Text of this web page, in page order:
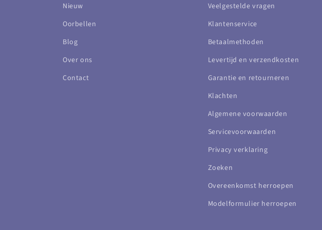
Nieuw
Oorbellen
Blog
Over ons
Contact
Veelgestelde vragen
Klantenservice
Betaalmethoden
Levertijd en verzendkosten
Garantie en retourneren
Klachten
Algemene voorwaarden
Servicevoorwaarden
Privacy verklaring
Zoeken
Overeenkomst herroepen
Modelformulier herroepen